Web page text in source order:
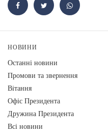
НОВИНИ
Останні новини
Промови та звернення
Вiтання
Офіс Президента
Дружина Президента
Всі новини